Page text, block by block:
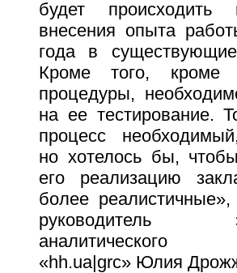
будет происходить
внесения опыта
года в
Кроме того, кроме
процедуры,
на ее тестирование.
процесс
но хотелось бы,
его реализацию
более
руководитель
«hh.ua|grc» Юлия